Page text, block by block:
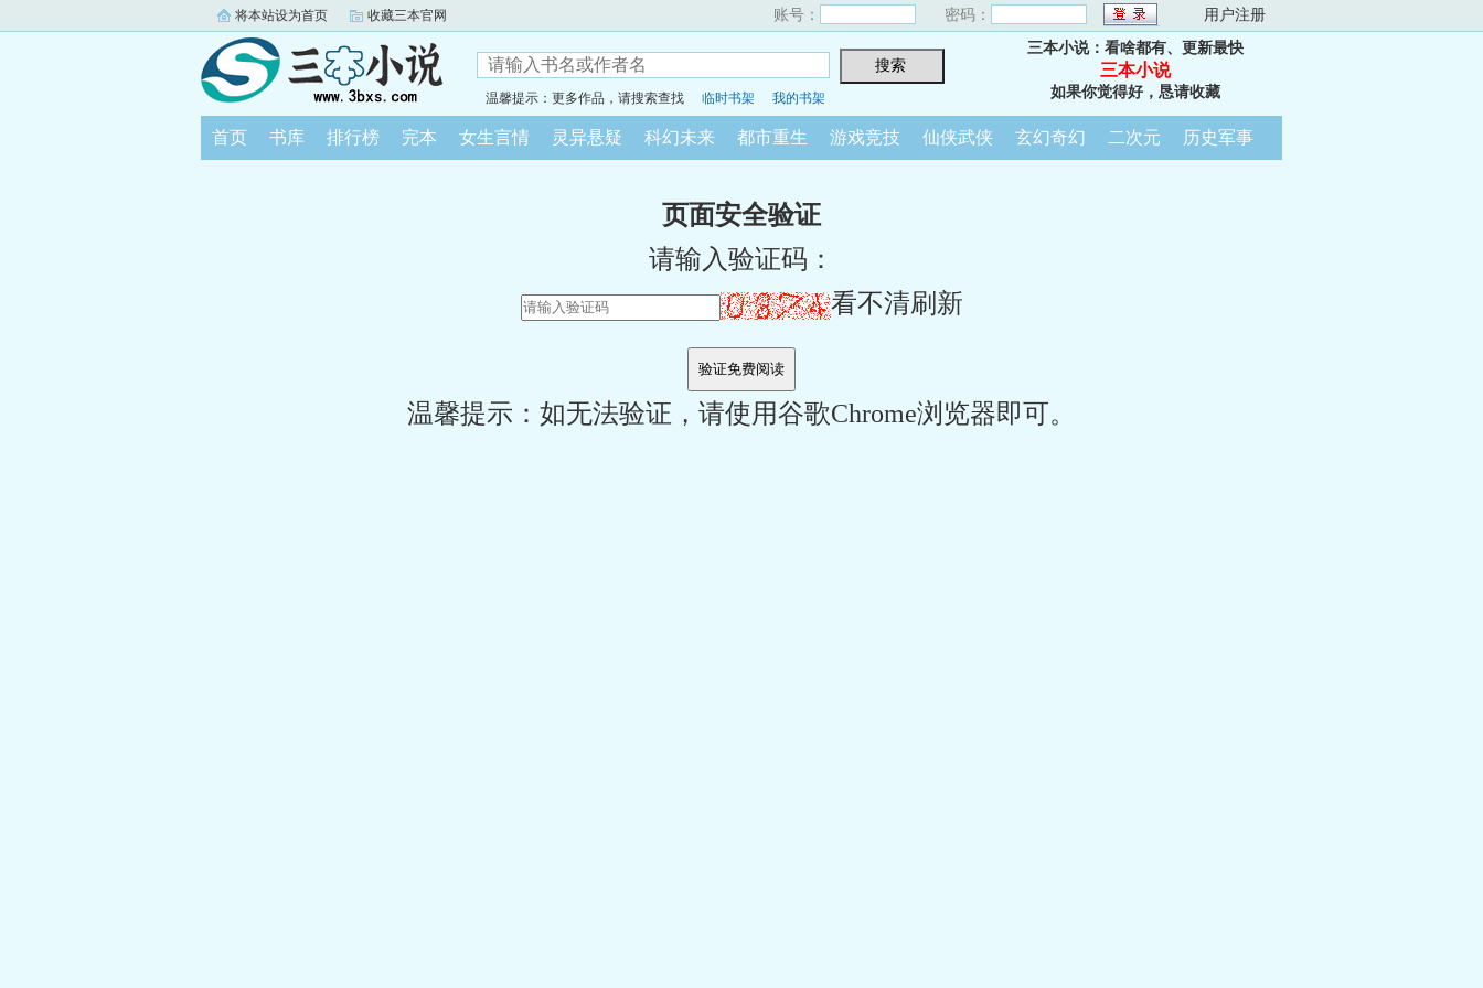
将本站设为首页 收藏三本官网 账号： 密码： 用户注册
温馨提示：更多作品，请搜索查找 临时书架 我的书架
三本小说：看啥都有、更新最快
三本小说
如果你觉得好，恳请收藏
首页 书库 排行榜 完本 女生言情 灵异悬疑 科幻未来 都市重生 游戏竞技 仙侠武侠 玄幻奇幻 二次元 历史军事
页面安全验证
请输入验证码：
看不清刷新
温馨提示：如无法验证，请使用谷歌Chrome浏览器即可。